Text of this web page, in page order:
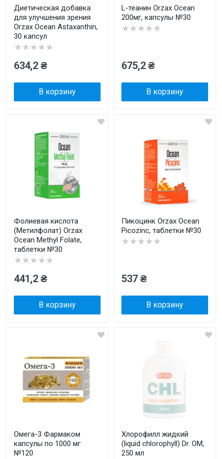
Диетическая добавка
для улучшения зрения
Orzax Ocean Astaxanthin,
30 капсул
★★★★★
634,2 ₴
В корзину
L-теанин Orzax Ocean
200мг, капсулы №30
★★★★★
675,2 ₴
В корзину
Фолиевая кислота
(Метилфолат) Orzax
Ocean Methyl Folate,
таблетки №30
★★★★★
441,2 ₴
В корзину
Пикоцинк Orzax Ocean
Picozinc, таблетки №30
★★★★★
537 ₴
В корзину
Омега-3 Фармаком
капсулы по 1000 мг
№120
Хлорофилл жидкий
(liquid chlorophyll) Dr. OM,
250 мл